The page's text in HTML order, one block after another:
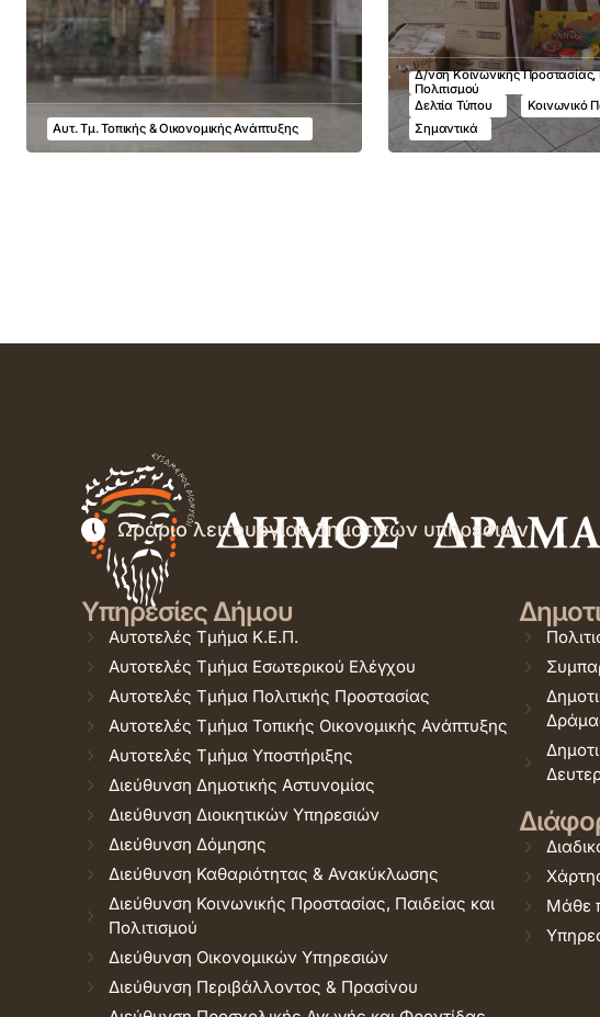
Αυτ. Τμ. Τοπικής & Οικονομικής Ανάπτυξης
Δ/νση Κοινωνικής Προστασίας,
Πολιτισμού
Δελτία Τύπου
Κοινωνικό
Σημαντικά
Ωράριο λειτουργίας δημοτικών υπηρεσιών
Υπηρεσίες Δήμου
Αυτοτελές Τμήμα Κ.Ε.Π.
Αυτοτελές Τμήμα Εσωτερικού Ελέγχου
Αυτοτελές Τμήμα Πολιτικής Προστασίας
Αυτοτελές Τμήμα Τοπικής Οικονομικής Ανάπτυξης
Αυτοτελές Τμήμα Υποστήριξης
Διεύθυνση Δημοτικής Αστυνομίας
Διεύθυνση Διοικητικών Υπηρεσιών
Διεύθυνση Δόμησης
Διεύθυνση Καθαριότητας & Ανακύκλωσης
Διεύθυνση Κοινωνικής Προστασίας, Παιδείας και
Πολιτισμού
Διεύθυνση Οικονομικών Υπηρεσιών
Διεύθυνση Περιβάλλοντος & Πρασίνου
Μάθε